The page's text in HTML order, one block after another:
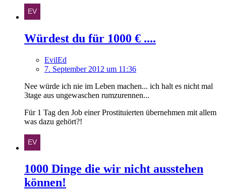
Würdest du für 1000 € ....
EvilEd
7. September 2012 um 11:36
Nee würde ich nie im Leben machen... ich halt es nicht mal
3tage aus ungewaschen rumzurennen...
Für 1 Tag den Job einer Prostituierten übernehmen mit allem
was dazu gehört?!
1000 Dinge die wir nicht ausstehen
können!